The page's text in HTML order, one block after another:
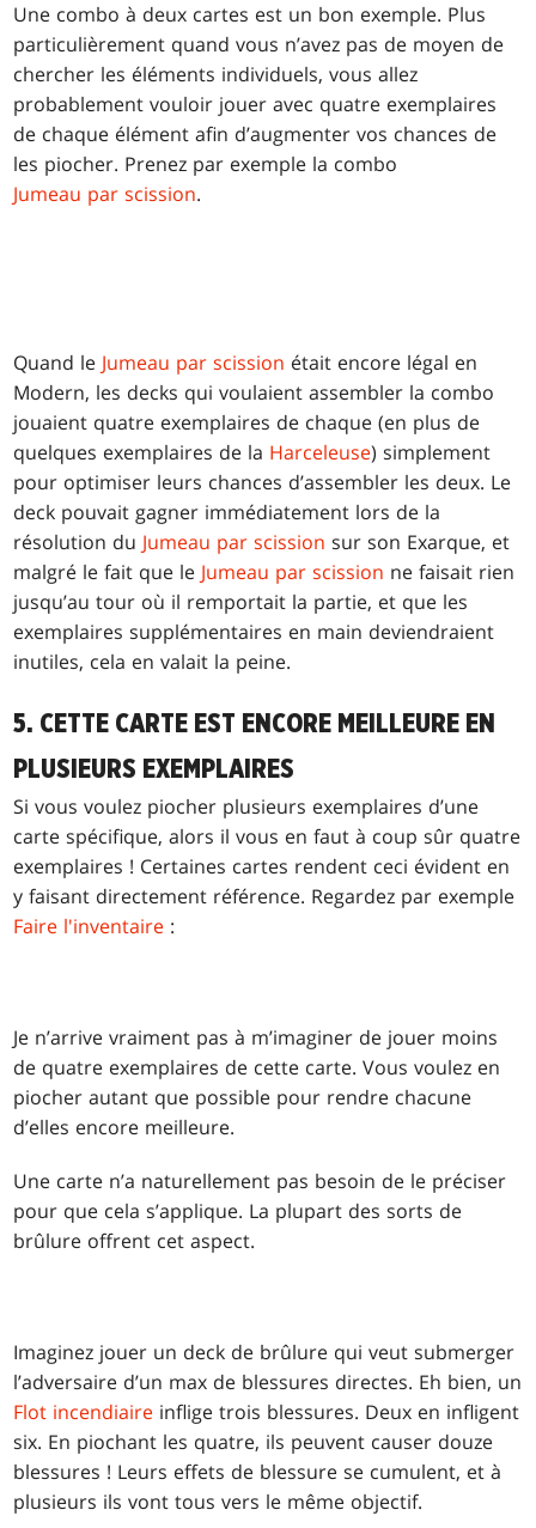
Une combo à deux cartes est un bon exemple. Plus
particulièrement quand vous n’avez pas de moyen de
chercher les éléments individuels, vous allez
probablement vouloir jouer avec quatre exemplaires
de chaque élément afin d’augmenter vos chances de
les piocher. Prenez par exemple la combo
Jumeau par scission.
Quand le Jumeau par scission était encore légal en
Modern, les decks qui voulaient assembler la combo
jouaient quatre exemplaires de chaque (en plus de
quelques exemplaires de la Harceleuse) simplement
pour optimiser leurs chances d’assembler les deux. Le
deck pouvait gagner immédiatement lors de la
résolution du Jumeau par scission sur son Exarque, et
malgré le fait que le Jumeau par scission ne faisait rien
jusqu’au tour où il remportait la partie, et que les
exemplaires supplémentaires en main deviendraient
inutiles, cela en valait la peine.
5. CETTE CARTE EST ENCORE MEILLEURE EN
PLUSIEURS EXEMPLAIRES
Si vous voulez piocher plusieurs exemplaires d’une
carte spécifique, alors il vous en faut à coup sûr quatre
exemplaires ! Certaines cartes rendent ceci évident en
y faisant directement référence. Regardez par exemple
Faire l'inventaire :
Je n’arrive vraiment pas à m’imaginer de jouer moins
de quatre exemplaires de cette carte. Vous voulez en
piocher autant que possible pour rendre chacune
d’elles encore meilleure.
Une carte n’a naturellement pas besoin de le préciser
pour que cela s’applique. La plupart des sorts de
brûlure offrent cet aspect.
Imaginez jouer un deck de brûlure qui veut submerger
l’adversaire d’un max de blessures directes. Eh bien, un
Flot incendiaire inflige trois blessures. Deux en infligent
six. En piochant les quatre, ils peuvent causer douze
blessures ! Leurs effets de blessure se cumulent, et à
plusieurs ils vont tous vers le même objectif.